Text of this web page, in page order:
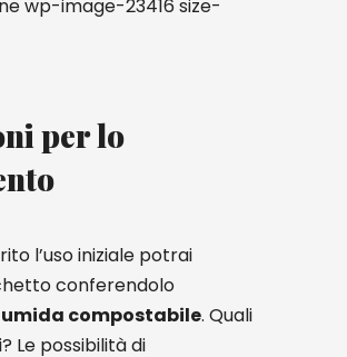
wp-image-23416 size-
per lo
l’uso iniziale potrai
conferendolo
compostabile. Quali
Le possibilità di